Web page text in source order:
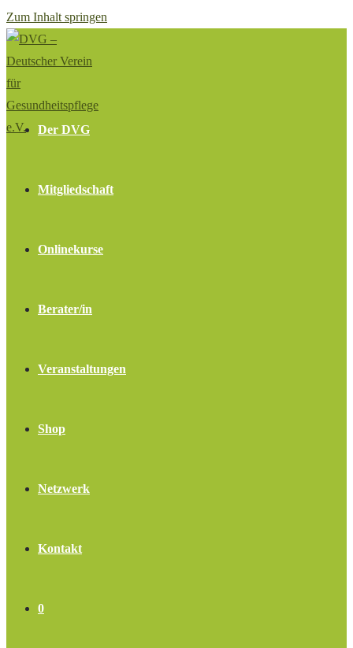
Zum Inhalt springen
Der DVG
Mitgliedschaft
Onlinekurse
Berater/in
Veranstaltungen
Shop
Netzwerk
Kontakt
0